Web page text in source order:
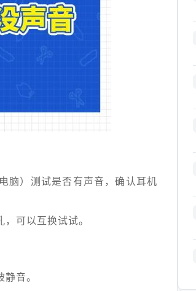
脑）测试是否有声音，确认耳机
可以互换试试。
音。